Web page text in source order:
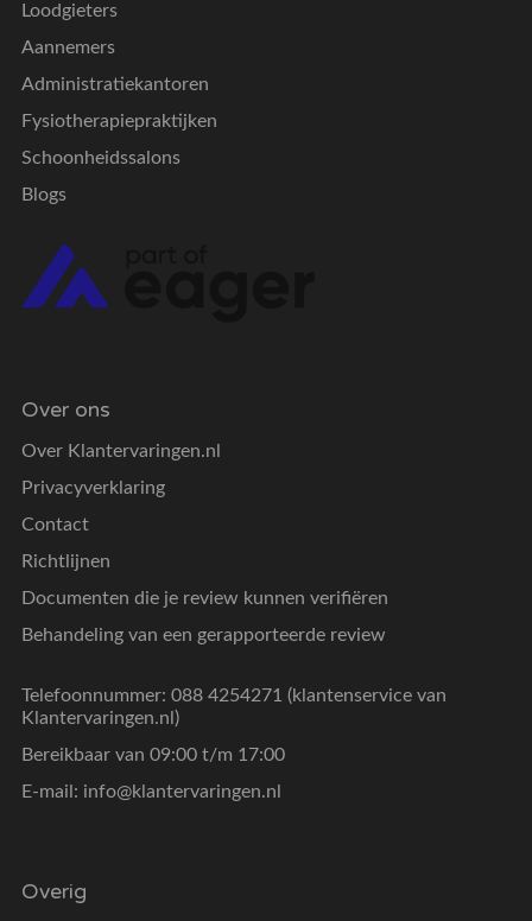
Loodgieters
Aannemers
Administratiekantoren
Fysiotherapiepraktijken
Schoonheidssalons
Blogs
Over ons
Over Klantervaringen.nl
Privacyverklaring
Contact
Richtlijnen
Documenten die je review kunnen verifiëren
Behandeling van een gerapporteerde review
Telefoonnummer: 088 4254271 (klantenservice van
Klantervaringen.nl)
Bereikbaar van 09:00 t/m 17:00
E-mail: info@klantervaringen.nl
Overig